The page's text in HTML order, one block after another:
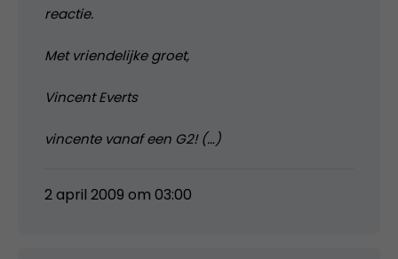
reactie.
Met vriendelijke groet,
Vincent Everts
vincente vanaf een G2! (…)
2 april 2009 om 03:00